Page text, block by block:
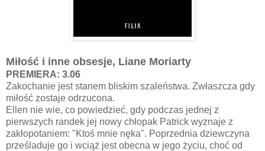
Miłość i inne obsesje, Liane Moriarty
PREMIERA: 3.06
Zakochanie jest stanem bliskim szaleństwa. Zwłaszcza gdy
miłość zostaje odrzucona.
Ellen nie wie, co powiedzieć, gdy podczas jednej z
pierwszych randek jej nowy chłopak Patrick wyznaje z
zakłopotaniem: "Ktoś mnie nęka". Poprzednia dziewczyna
prześladuje go i wciąż jest obecna w jego życiu, choć od